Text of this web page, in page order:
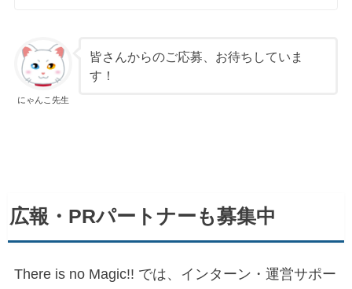
にゃんこ先生
皆さんからのご応募、お待ちしていま
す！
広報・PRパートナーも募集中
There is no Magic!! では、インターン・運営サポー